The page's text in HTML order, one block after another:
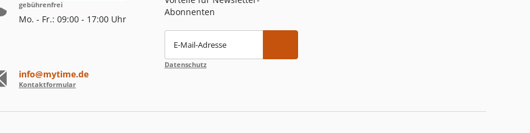
gebührenfrei
Mo. - Fr.: 09:00 - 17:00 Uhr
info@mytime.de
Kontaktformular
Abonnenten
E-Mail-Adresse
Datenschutz